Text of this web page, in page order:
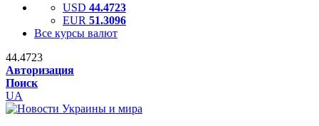
USD 44.4723
EUR 51.3096
Все курсы валют
44.4723
Авторизация
Поиск
UA